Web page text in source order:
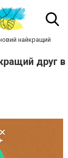
найкращий
друг в